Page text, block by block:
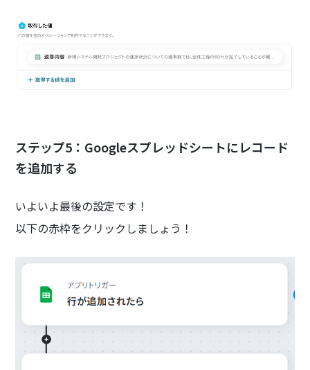
ステップ5：Googleスプレッドシートにレコード
を追加する
いよいよ最後の設定です！
以下の赤枠をクリックしましょう！